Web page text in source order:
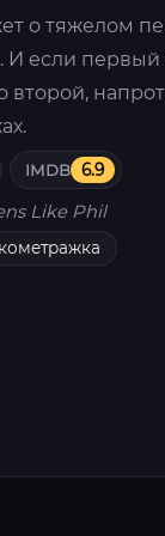
о тяжелом
И если
второй,
IMDB 6.9
Like Phil